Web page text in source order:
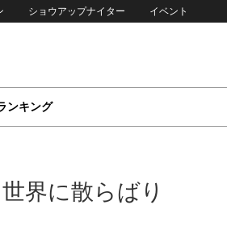
ショウアップナイター イベント
ンキング
界に散らばり